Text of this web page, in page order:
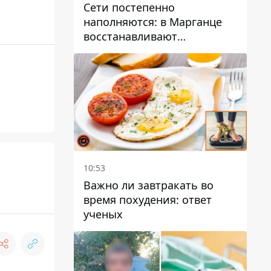
Сети постепенно
наполняются: в Марганце
восстанавливают
водоснабжение
10:53
Важно ли завтракать во
время похудения: ответ
ученых